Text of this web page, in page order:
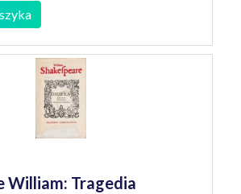
William: Tragedia